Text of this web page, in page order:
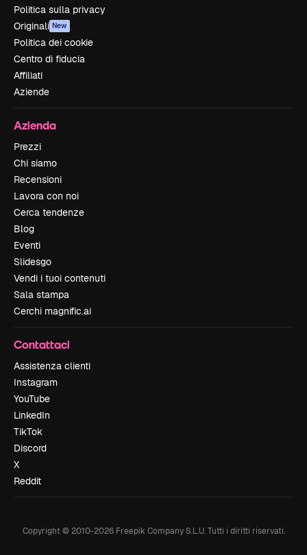
Politica sulla privacy
Originali New
Politica dei cookie
Centro di fiducia
Affiliati
Aziende
Azienda
Prezzi
Chi siamo
Recensioni
Lavora con noi
Cerca tendenze
Blog
Eventi
Slidesgo
Vendi i tuoi contenuti
Sala stampa
Cerchi magnific.ai
Contattaci
Assistenza clienti
Instagram
YouTube
LinkedIn
TikTok
Discord
X
Reddit
Copyright © 2010-2026Freepik Company S.L.U. Tutti i diritti riservati.